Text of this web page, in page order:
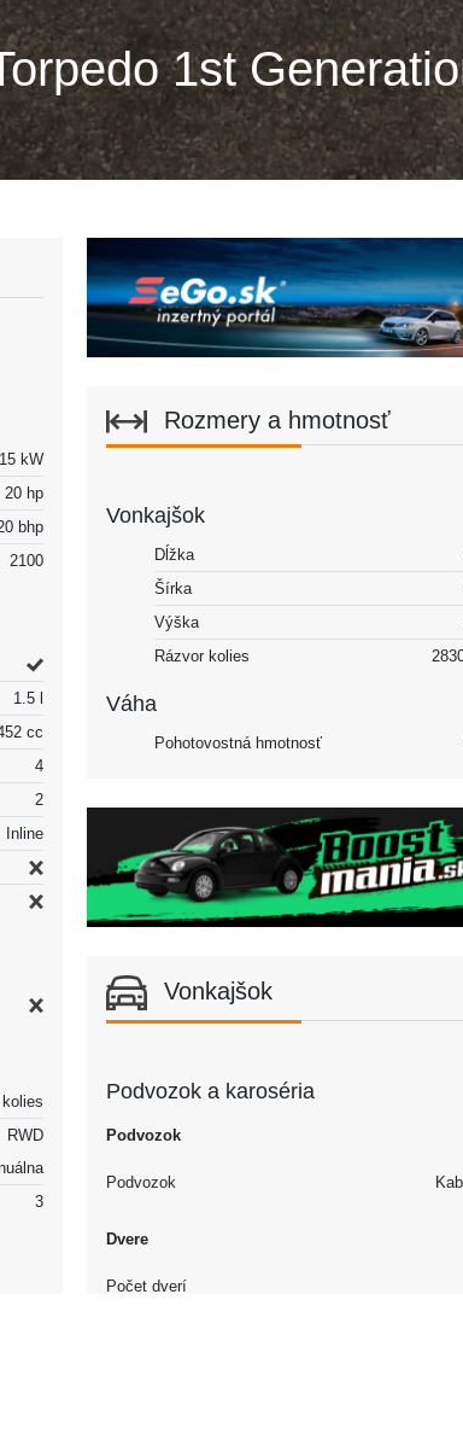
1st
15 kW
20 hp
bhp
2100
1.5 l
cc
4
2
Inline
RWD
3
Rozmery a hmotnosť
Vonkajšok
Dĺžka
Šírka
Výška
Rázvor kolies
Váha
Pohotovostná hmotnosť
Vonkajšok
Podvozok a karoséria
Podvozok
Podvozok
Dvere
Počet dverí